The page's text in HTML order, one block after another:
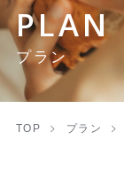
PLAN
プラン
TOP プラン